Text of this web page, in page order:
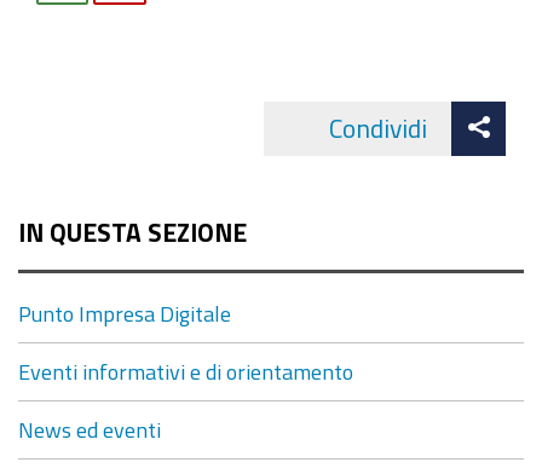
Condividi
IN QUESTA SEZIONE
Punto Impresa Digitale
Eventi informativi e di orientamento
News ed eventi